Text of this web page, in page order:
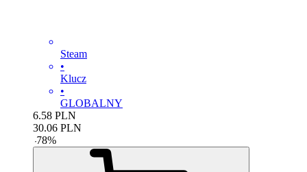
Steam
•
Klucz
•
GLOBALNY
6.58 PLN
30.06 PLN
-78%